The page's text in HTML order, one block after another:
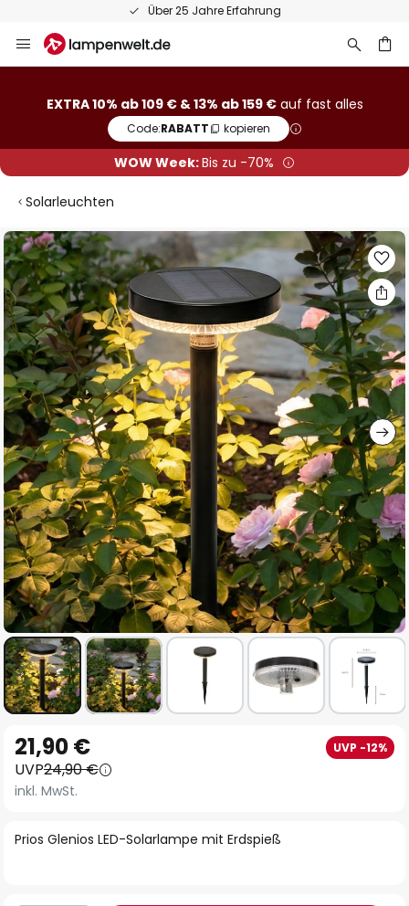
Über 25 Jahre Erfahrung
Inhalt
EXTRA 10% ab 109 € & 13% ab 159 €auf fast alles
Code:RABATT kopieren
WOW Week:Bis zu -70%
Solarleuchten
Zum
Ende
der
Bildgalerie
springen
Anfang
der
Bildgalerie
Prios Glenios LED-Solarlampe mit Erdspieß
21,90 € UVP -12%
UVP24,90 €
inkl. MwSt.